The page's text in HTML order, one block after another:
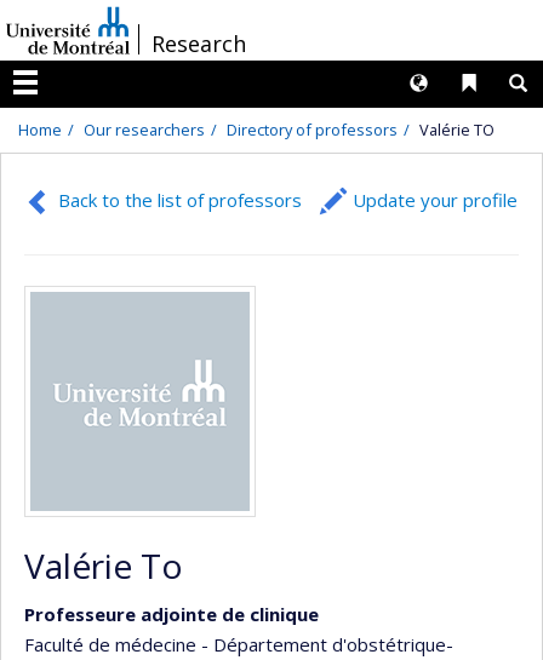
au
contenu
/Research
Menu
Liens
Langues
Home Our researchers Directory of professors Valérie TO
Back to the list of professors Update your profile
Valérie To
Professeure adjointe de clinique
Faculté de médecine - Département d'obstétrique-